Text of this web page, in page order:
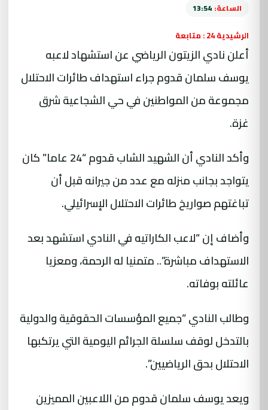
الساعة: 13:54
الرشيدية 24 : متابعة
أعلن نادي الزيتون الرياضي عن استشهاد لاعبه
يوسف سلمان قدوم جراء استهداف طائرات الاحتلال
مجموعة من المواطنين في حي الشجاعية شرق
غزة.
وأكد النادي أن الشهيد الشاب قدوم “24 عاما” كان
يتواجد بجانب منزله مع عدد من جيرانه قبل أن
تباغتهم صواريخ طائرات الاحتلال الإسرائيلي.
وأضاف إن “لاعب الكاراتيه في النادي استشهد بعد
الاستهداف مباشرة”.. متمنيا له الرحمة، ومعزيا
عائلته بوفاته.
وطالب النادي “جميع المؤسسات الحقوقية والدولية
بالتدخل لوقف سلسلة الجرائم اليومية التي يرتكبها
الاحتلال بحق الرياضيين”.
ويعد يوسف سلمان قدوم من اللاعبين المميزين